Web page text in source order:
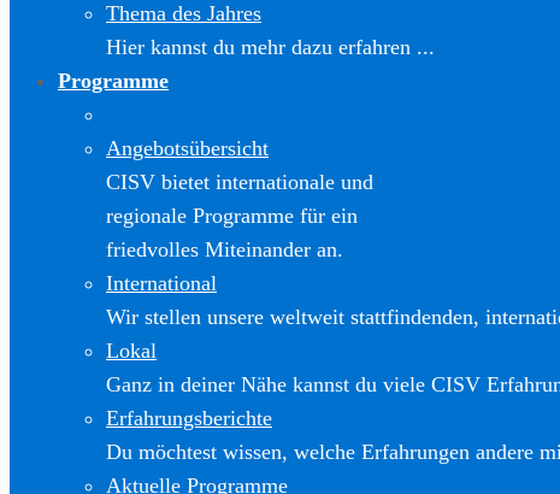
Thema des Jahres
Hier kannst du mehr dazu erfahren ...
Programme
Angebotsübersicht
CISV bietet internationale und
regionale Programme für ein
friedvolles Miteinander an.
International
Wir stellen unsere weltweit stattfindenden,
Lokal
Ganz in deiner Nähe kannst du viele CISV
Erfahrungsberichte
Du möchtest wissen, welche Erfahrungen andere
Aktuelle Programme